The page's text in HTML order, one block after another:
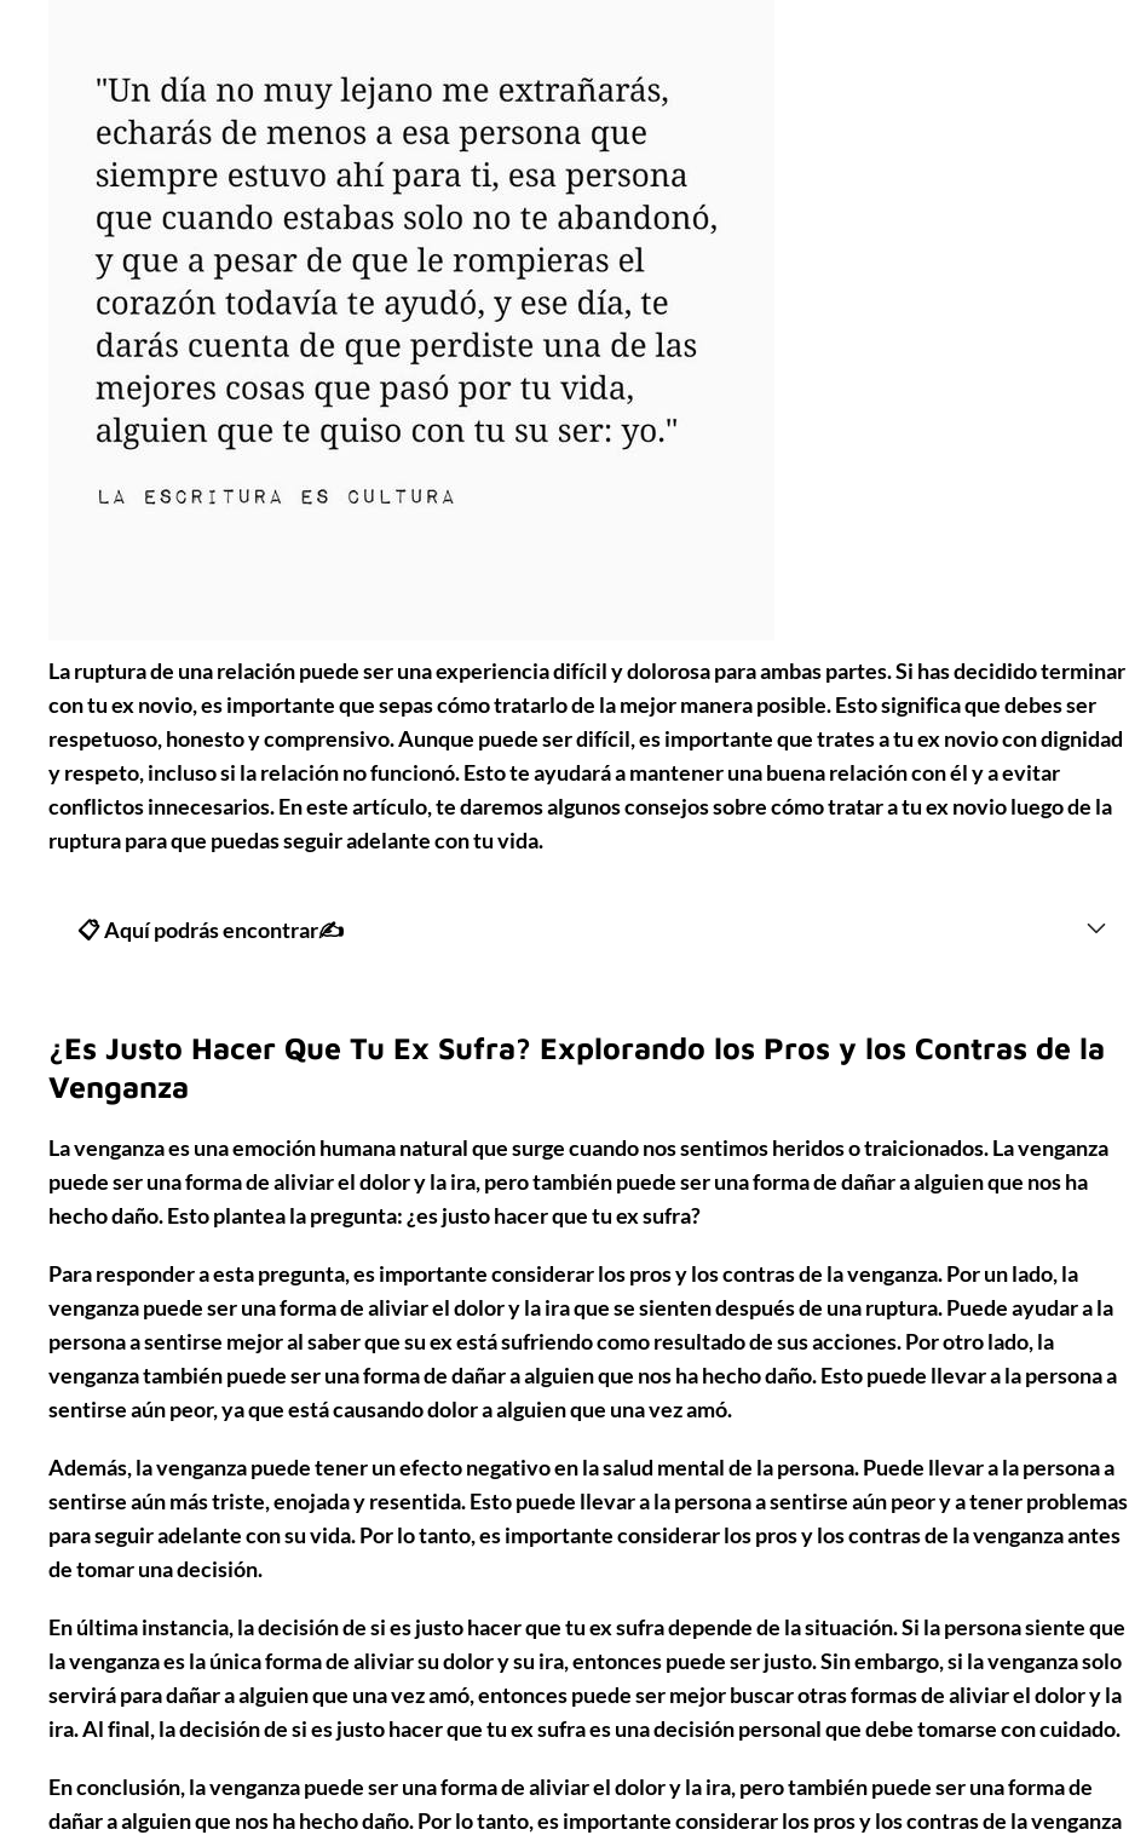
La ruptura de una relación puede ser una experiencia difícil y dolorosa para ambas partes. Si has decidido terminar
con tu ex novio, es importante que sepas cómo tratarlo de la mejor manera posible. Esto significa que debes ser
respetuoso, honesto y comprensivo. Aunque puede ser difícil, es importante que trates a tu ex novio con dignidad
y respeto, incluso si la relación no funcionó. Esto te ayudará a mantener una buena relación con él y a evitar
conflictos innecesarios. En este artículo, te daremos algunos consejos sobre cómo tratar a tu ex novio luego de la
ruptura para que puedas seguir adelante con tu vida.
📋 Aquí podrás encontrar✍
¿Es Justo Hacer Que Tu Ex Sufra? Explorando los Pros y los Contras de la
Venganza
La venganza es una emoción humana natural que surge cuando nos sentimos heridos o traicionados. La venganza
puede ser una forma de aliviar el dolor y la ira, pero también puede ser una forma de dañar a alguien que nos ha
hecho daño. Esto plantea la pregunta: ¿es justo hacer que tu ex sufra?
Para responder a esta pregunta, es importante considerar los pros y los contras de la venganza. Por un lado, la
venganza puede ser una forma de aliviar el dolor y la ira que se sienten después de una ruptura. Puede ayudar a la
persona a sentirse mejor al saber que su ex está sufriendo como resultado de sus acciones. Por otro lado, la
venganza también puede ser una forma de dañar a alguien que nos ha hecho daño. Esto puede llevar a la persona a
sentirse aún peor, ya que está causando dolor a alguien que una vez amó.
Además, la venganza puede tener un efecto negativo en la salud mental de la persona. Puede llevar a la persona a
sentirse aún más triste, enojada y resentida. Esto puede llevar a la persona a sentirse aún peor y a tener problemas
para seguir adelante con su vida. Por lo tanto, es importante considerar los pros y los contras de la venganza antes
de tomar una decisión.
En última instancia, la decisión de si es justo hacer que tu ex sufra depende de la situación. Si la persona siente que
la venganza es la única forma de aliviar su dolor y su ira, entonces puede ser justo. Sin embargo, si la venganza solo
servirá para dañar a alguien que una vez amó, entonces puede ser mejor buscar otras formas de aliviar el dolor y la
ira. Al final, la decisión de si es justo hacer que tu ex sufra es una decisión personal que debe tomarse con cuidado.
En conclusión, la venganza puede ser una forma de aliviar el dolor y la ira, pero también puede ser una forma de
dañar a alguien que nos ha hecho daño. Por lo tanto, es importante considerar los pros y los contras de la venganza